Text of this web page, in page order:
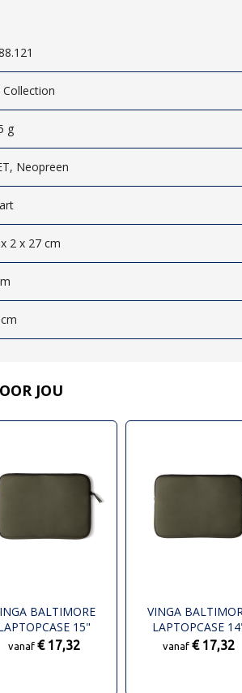
Collection
g
Neopreen
2 x 27 cm
JOU
BALTIMORE
15"
vanaf€ 17,32
VINGA
LAPTOPCASE
vanaf€ 17,32